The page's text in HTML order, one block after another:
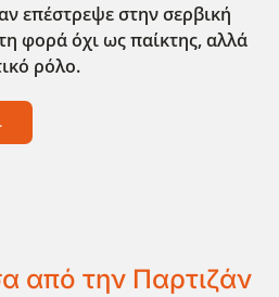
επέστρεψε στην σερβική
φορά όχι ως παίκτης, αλλά
ρόλο.
από την Παρτιζάν